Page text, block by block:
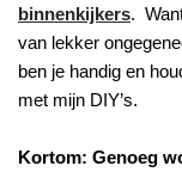
binnenkijkers.
van lekker
ben je handig en
met mijn DIY’s.
Kortom: Genoeg